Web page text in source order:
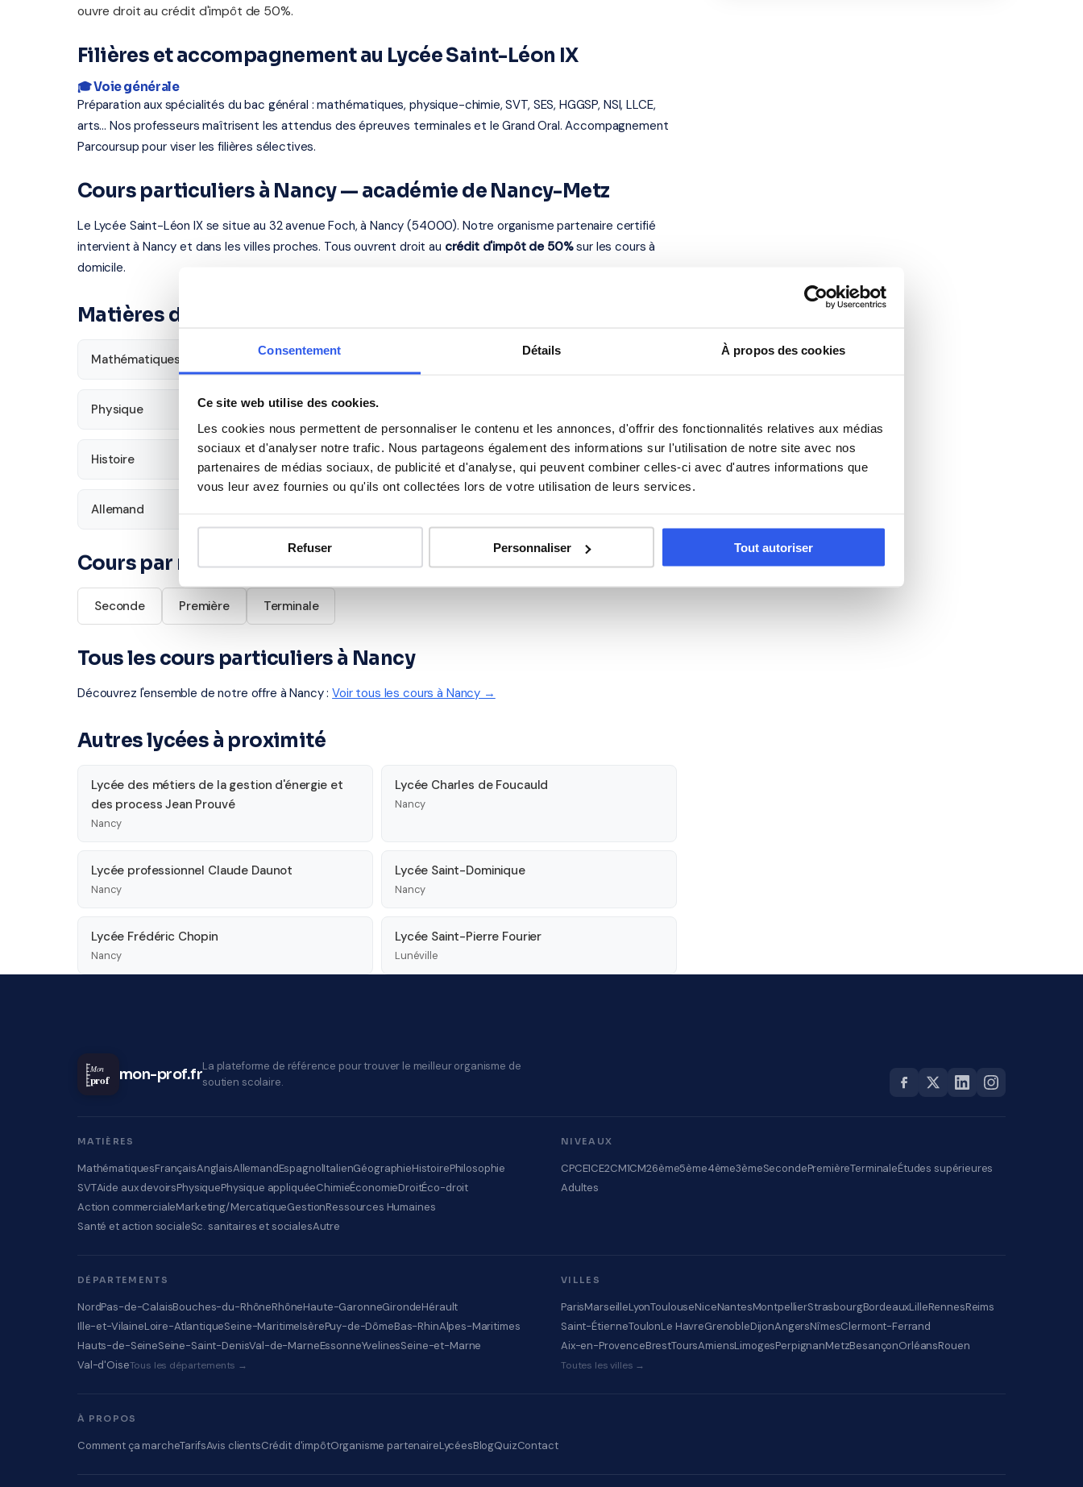
Consentement Détails À propos des cookies
Ce site web utilise des cookies.
Les cookies nous permettent de personnaliser le contenu et les annonces, d'offrir des fonctionnalités relatives aux médias
sociaux et d'analyser notre trafic. Nous partageons également des informations sur l'utilisation de notre site avec nos
partenaires de médias sociaux, de publicité et d'analyse, qui peuvent combiner celles-ci avec d'autres informations que
vous leur avez fournies ou qu'ils ont collectées lors de votre utilisation de leurs services.
Refuser Personnaliser Tout autoriser
ouvre droit au crédit d'impôt de 50%.
Filières et accompagnement au Lycée Saint-Léon IX
🎓 Voie générale
Préparation aux spécialités du bac général : mathématiques, physique-chimie, SVT, SES, HGGSP, NSI, LLCE,
arts... Nos professeurs maîtrisent les attendus des épreuves terminales et le Grand Oral. Accompagnement
Parcoursup pour viser les filières sélectives.
Cours particuliers à Nancy — académie de Nancy-Metz
Le Lycée Saint-Léon IX se situe au 32 avenue Foch, à Nancy (54000). Notre organisme partenaire certifié
intervient à Nancy et dans les villes proches. Tous ouvrent droit au crédit d'impôt de 50%sur les cours à
domicile.
Matières disponibles pour les élèves du Lycée Saint-Léon IX
Mathématiques Français Anglais
Physique SVT
Histoire Économie Espagnol
Allemand
Cours par niveau
Seconde Première Terminale
Tous les cours particuliers à Nancy
Découvrez l'ensemble de notre offre à Nancy :Voir tous les cours à Nancy →
Autres lycées à proximité
Lycée des métiers de la gestion d'énergie et
des process Jean Prouvé
Nancy
Lycée Charles de Foucauld
Nancy
Lycée professionnel Claude Daunot
Nancy
Lycée Saint-Dominique
Nancy
Lycée Frédéric Chopin
Nancy
Lycée Saint-Pierre Fourier
Lunéville
Mon
prof mon-prof.frLa plateforme de référence pour trouver le meilleur organisme de
soutien scolaire.
MATIÈRES
MathématiquesFrançaisAnglaisAllemandEspagnolItalienGéographieHistoirePhilosophie
SVTAide aux devoirsPhysiquePhysique appliquéeChimieÉconomieDroitÉco-droit
Action commercialeMarketing/MercatiqueGestionRessources Humaines
Santé et action socialeSc. sanitaires et socialesAutre
NIVEAUX
CPCE1CE2CM1CM26ème5ème4ème3èmeSecondePremièreTerminaleÉtudes supérieures
Adultes
DÉPARTEMENTS
NordPas-de-CalaisBouches-du-RhôneRhôneHaute-GaronneGirondeHérault
Ille-et-VilaineLoire-AtlantiqueSeine-MaritimeIsèrePuy-de-DômeBas-RhinAlpes-Maritimes
Hauts-de-SeineSeine-Saint-DenisVal-de-MarneEssonneYvelinesSeine-et-Marne
Val-d'OiseTous les départements →
VILLES
ParisMarseilleLyonToulouseNiceNantesMontpellierStrasbourgBordeauxLilleRennesReims
Saint-ÉtienneToulonLe HavreGrenobleDijonAngersNîmesClermont-Ferrand
Aix-en-ProvenceBrestToursAmiensLimogesPerpignanMetzBesançonOrléansRouen
Toutes les villes →
À PROPOS
Comment ça marcheTarifsAvis clientsCrédit d'impôtOrganisme partenaireLycéesBlogQuizContact